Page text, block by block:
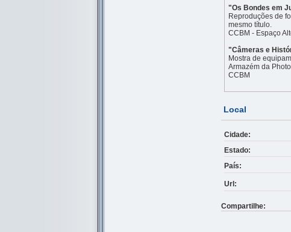
"Os Bondes em
Reproduções de
mesmo título.
CCBM - Espaço
"Câmeras e
Mostra de
Armazém da
CCBM
Local
Cidade:
Estado:
País:
Url:
Compartilhe: